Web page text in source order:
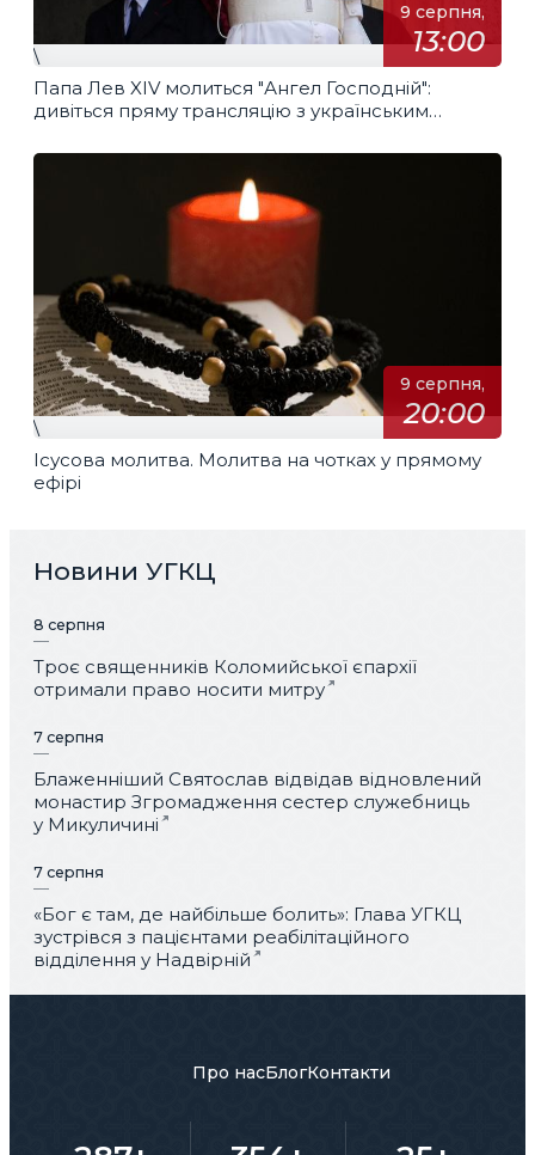
9 серпня,
13:00
\
Папа Лев XIV молиться "Ангел Господній":
дивіться пряму трансляцію з українським
9 серпня,
20:00
\
Ісусова молитва. Молитва на чотках у прямому
ефірі
Новини УГКЦ
8 серпня
Троє священників Коломийської єпархії
отримали право носити митру
7 серпня
Блаженніший Святослав відвідав відновлений
монастир Згромадження сестер служебниць
у Микуличині
7 серпня
«Бог є там, де найбільше болить»: Глава УГКЦ
зустрівся з пацієнтами реабілітаційного
відділення у Надвірній
Про насБлогКонтакти